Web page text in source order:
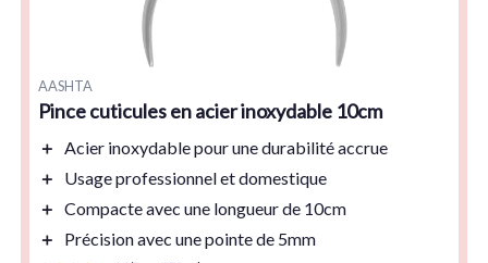
AASHTA
Pince cuticules en acier inoxydable 10cm
＋ Acier inoxydablepour une durabilité accrue
＋
Usage professionnel et domestique
＋ Compacteavec une longueur de 10cm
＋
Précisionavec une pointe de 5mm